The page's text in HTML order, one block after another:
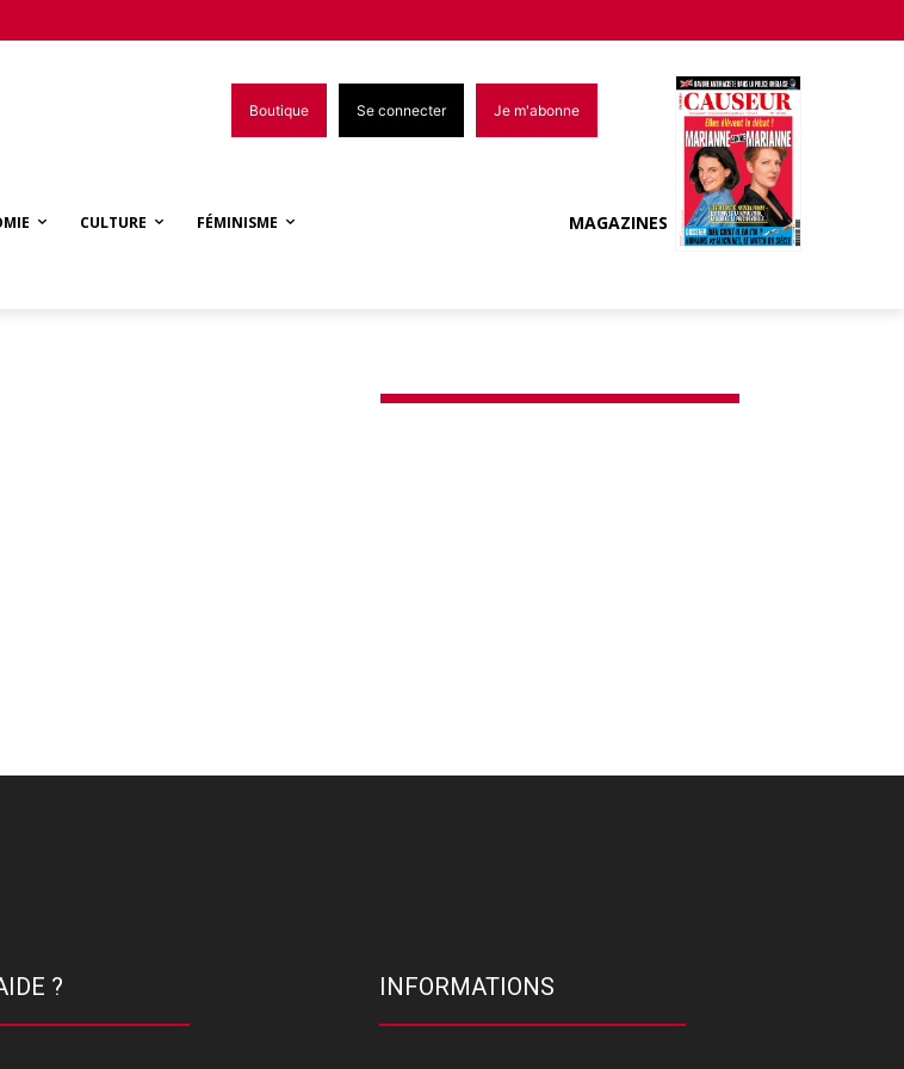
Boutique Se connecter Je m'abonne
CULTURE FÉMINISME MAGAZINES
? INFORMATIONS